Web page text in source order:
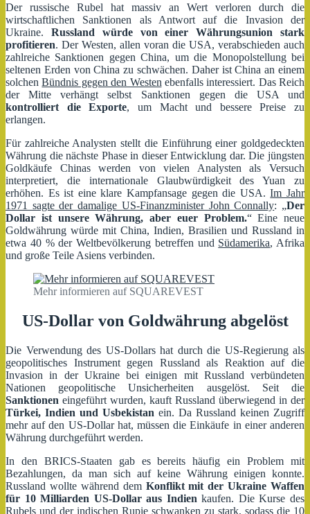
Der russische Rubel hat massiv an Wert verloren durch die
wirtschaftlichen Sanktionen als Antwort auf die Invasion der
Ukraine. Russland würde von einer Währungsunion stark
profitieren. Der Westen, allen voran die USA, verabschieden auch
zahlreiche Sanktionen gegen China, um die Monopolstellung bei
seltenen Erden von China zu schwächen. Daher ist China an einem
solchenBündnis gegen den Westen ebenfalls interessiert. Das Reich
der Mitte verhängt selbst Sanktionen gegen die USA und
kontrolliert die Exporte, um Macht und bessere Preise zu
erlangen.
Für zahlreiche Analysten stellt die Einführung einer goldgedeckten
Währung die nächste Phase in dieser Entwicklung dar. Die jüngsten
Goldkäufe Chinas werden von vielen Analysten als Versuch
interpretiert, die internationale Glaubwürdigkeit des Yuan zu
erhöhen. Es ist eine klare Kampfansage gegen die USA.Im Jahr
1971 sagte der damalige US-Finanzminister John Connally: „Der
Dollar ist unsere Währung, aber euer Problem.“ Eine neue
Goldwährung würde mit China, Indien, Brasilien und Russland in
etwa 40 % der Weltbevölkerung betreffen und Südamerika, Afrika
und große Teile Asiens verbinden.
Mehr informieren auf SQUAREVEST
US-Dollar von Goldwährung abgelöst
Die Verwendung des US-Dollars hat durch die US-Regierung als
geopolitisches Instrument gegen Russland als Reaktion auf die
Invasion in der Ukraine bei einigen mit Russland verbündeten
Nationen geopolitische Unsicherheiten ausgelöst. Seit die
Sanktionen eingeführt wurden, kauft Russland überwiegend in der
Türkei, Indien und Usbekistan ein. Da Russland keinen Zugriff
mehr auf den US-Dollar hat, müssen die Einkäufe in einer anderen
Währung durchgeführt werden.
In den BRICS-Staaten gab es bereits häufig ein Problem mit
Bezahlungen, da man sich auf keine Währung einigen konnte.
Russland wollte während dem Konflikt mit der Ukraine Waffen
für 10 Milliarden US-Dollar aus Indien kaufen. Die Kurse des
Rubels und der indischen Rupie schwanken zu stark, sodass die 10